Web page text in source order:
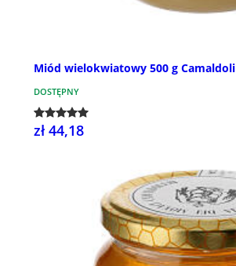
Miód wielokwiatowy 500 g Camaldoli
DOSTĘPNY
zł 44,18